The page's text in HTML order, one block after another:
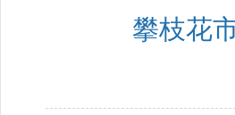
攀枝花